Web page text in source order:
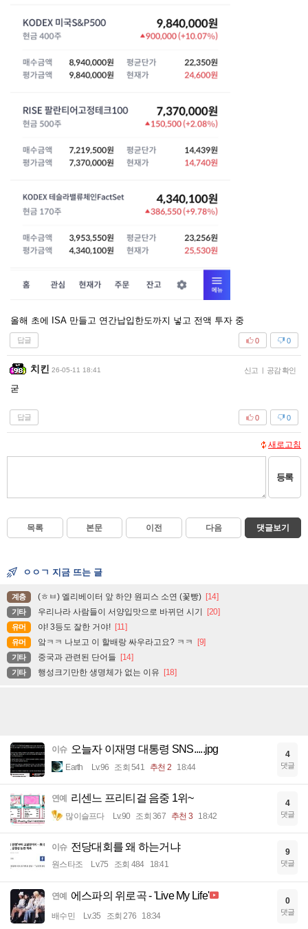
올해 초에 ISA 만들고 연간납입한도까지 넣고 전액 투자 중
답글 0
0
치킨 26-05-11 18:41 신고 | 공감 확인
굳
답글 0
0
새로고침
등록
목록 본문 이전 다음 댓글보기
ㅇㅇㄱ 지금 뜨는 글
계층 (ㅎㅂ) 엘리베이터 앞 하얀 원피스 소연 (꽃빵) [14]
기타 우리나라 사람들이 서양입맛으로 바뀌던 시기 [20]
유머 야! 3등도 잘한 거야! [11]
유머 앜ㅋㅋ 나보고 이 할배랑 싸우라고요? ㅋㅋ [9]
기타 중국과 관련된 단어들 [14]
기타 행성크기만한 생명체가 없는 이유 [18]
이슈 오늘자 이재명 대통령 SNS.....jpg
Earth Lv.96 조회 541 추천 2 18:44
4
댓글
연예 리센느 프리티걸 음중 1위~
많이슬프다 Lv.90 조회 367 추천 3 18:42
4
댓글
이슈 전당대회를 왜 하는거냐
원스타조 Lv.75 조회 484 18:41
9
댓글
연예 에스파의 위로곡 - 'Live My Life'
배수민 Lv.35 조회 276 18:34
0
댓글